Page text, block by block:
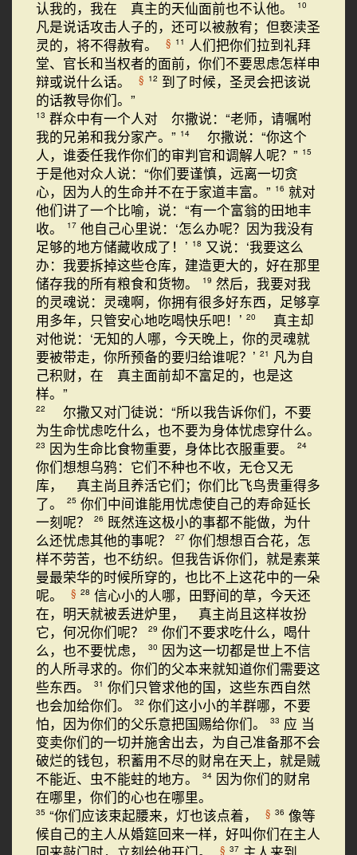
认我的，我在 真主的天仙面前也不认他。
10
凡是说话攻击人子的，还可以被赦宥；但亵渎圣
灵的，将不得赦宥。
§ 11 人们把你们拉到礼拜
堂、官长和当权者的面前，你们不要思虑怎样申
辩或说什么话。
§ 12 到了时候，圣灵会把该说
的话教导你们。”
13 群众中有一个人对 尔撒说：“老师，请嘱咐
我的兄弟和我分家产。” 14
尔撒说：“你这个
人，谁委任我作你们的审判官和调解人呢？” 15
于是他对众人说：“你们要谨慎，远离一切贪
心，因为人的生命并不在于家道丰富。” 16 就对
他们讲了一个比喻，说：“有一个富翁的田地丰
收。
17 他自己心里说：‘怎么办呢？因为我没有
足够的地方储藏收成了！’ 18 又说：‘我要这么
办：我要拆掉这些仓库，建造更大的，好在那里
储存我的所有粮食和货物。
19 然后，我要对我
的灵魂说：灵魂啊，你拥有很多好东西，足够享
用多年，只管安心地吃喝快乐吧！’ 20
真主却
对他说：‘无知的人哪，今天晚上，你的灵魂就
要被带走，你所预备的要归给谁呢？’ 21 凡为自
己积财，在 真主面前却不富足的，也是这
样。”
22
尔撒又对门徒说：“所以我告诉你们，不要
为生命忧虑吃什么，也不要为身体忧虑穿什么。
23 因为生命比食物重要，身体比衣服重要。 24
你们想想乌鸦：它们不种也不收，无仓又无
库， 真主尚且养活它们；你们比飞鸟贵重得多
了。
25 你们中间谁能用忧虑使自己的寿命延长
一刻呢？
26 既然连这极小的事都不能做，为什
么还忧虑其他的事呢？
27 你们想想百合花，怎
样不劳苦，也不纺织。但我告诉你们，就是素莱
曼最荣华的时候所穿的，也比不上这花中的一朵
呢。
§ 28 信心小的人哪，田野间的草，今天还
在，明天就被丢进炉里， 真主尚且这样妆扮
它，何况你们呢？
29 你们不要求吃什么，喝什
么，也不要忧虑，
30 因为这一切都是世上不信
的人所寻求的。你们的父本来就知道你们需要这
些东西。
31 你们只管求他的国，这些东西自然
也会加给你们。
32 你们这小小的羊群哪，不要
怕，因为你们的父乐意把国赐给你们。
33 应 当
变卖你们的一切并施舍出去，为自己准备那不会
破烂的钱包，积蓄用不尽的财帛在天上，就是贼
不能近、虫不能蛀的地方。
34 因为你们的财帛
在哪里，你们的心也在哪里。
35 “你们应该束起腰来，灯也该点着， § 36 像等
候自己的主人从婚筵回来一样，好叫你们在主人
§ 37